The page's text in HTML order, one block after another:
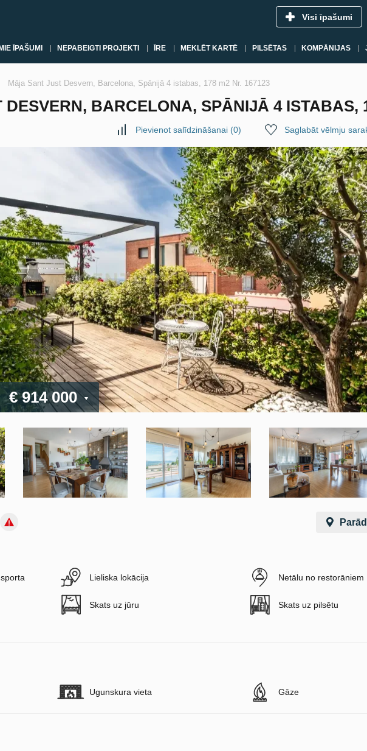
Visi īpašumi
ĪPAŠUMI NEPABEIGTI PROJEKTI ĪRE MEKLĒT KARTĒ PILSĒTAS KOMPĀNIJAS
Māja Sant Just Desvern, Barcelona, Spānijā 4 istabas, 178 m2 Nr. 167123
BARCELONA, SPĀNIJĀ 4 ISTABAS,
Pievienot salīdzināšanai (0) Saglabāt vēlmju
€ 914 000
Lieliska lokācija Netālu no restorāniem
Skats uz jūru Skats uz pilsētu
Ugunskura vieta Gāze